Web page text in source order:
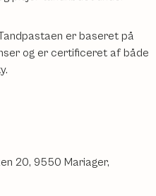
er baseret på
og er certificeret af både
20, 9550 Mariager,